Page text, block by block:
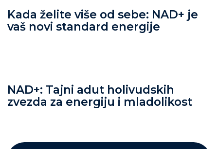
Kada želite više od sebe: NAD+ je
vaš novi standard energije
NAD+: Tajni adut holivudskih
zvezda za energiju i mladolikost